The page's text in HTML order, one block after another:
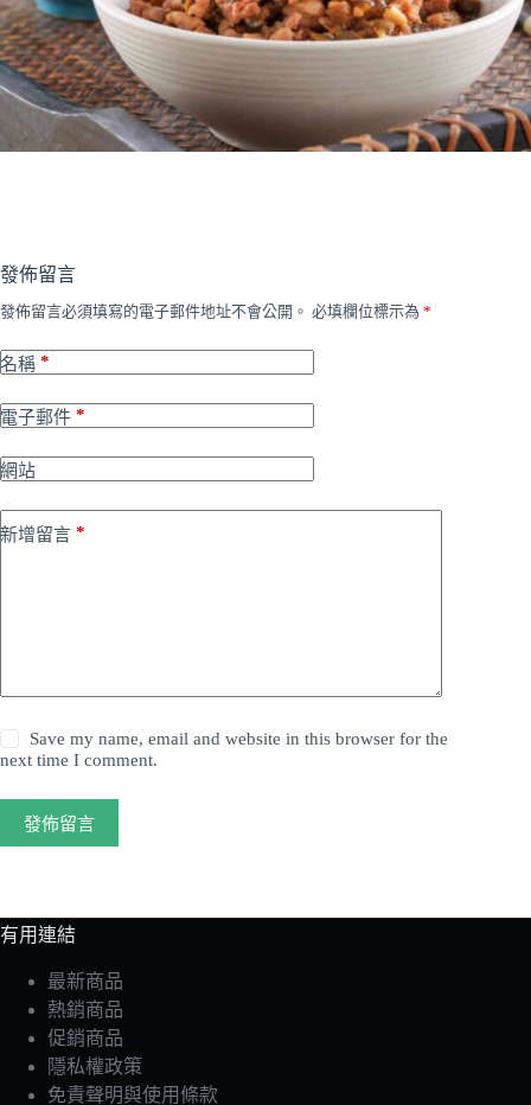
發佈留言
發佈留言必須填寫的電子郵件地址不會公開。 必填欄位標示為 *
名稱 *
電子郵件 *
網站
新增留言 *
Save my name, email and website in this browser for the
next time I comment.
發佈留言
有用連結
最新商品
熱銷商品
促銷商品
隱私權政策
免責聲明與使用條款